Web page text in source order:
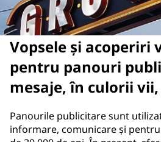
Vopsele și acoperiri
pentru panouri
mesaje, în culorii
Panourile publicitare sunt
informare, comunicare și